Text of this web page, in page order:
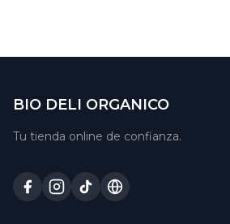
BIO DELI ORGANICO
Tu tienda online de confianza.